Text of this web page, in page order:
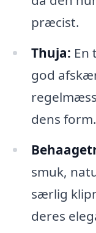
præcist.
Thuja: En
god
dens form.
smuk,
særlig
deres